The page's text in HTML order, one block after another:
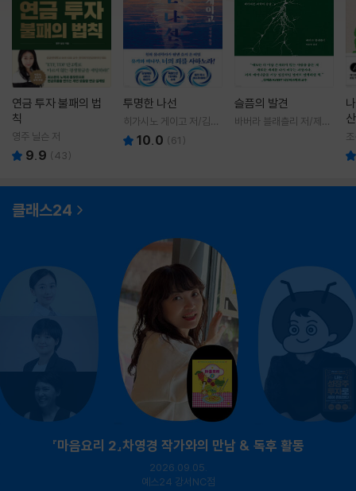
연금 투자 불패의 법
칙
영주 닐슨 저
9.9 (43)
투명한 나선
히가시노 게이고 저/김선
영 역10.0 (61 )
슬픔의 발견
바버라 블래츨리 저/제효
클래스24
『마음요리 2』차영경 작가와의 만남 & 독후 활동
2026.09.05.
예스24 강서NC점